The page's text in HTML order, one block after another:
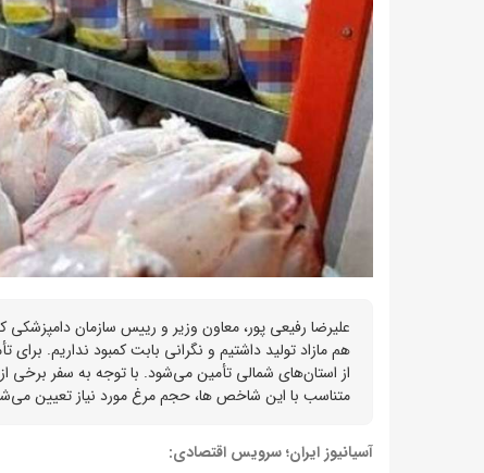
علیرضا رفیعی پور، معاون وزیر و رییس سازمان
هم مازاد تولید داشتیم و نگرانی بابت کمبود نداریم.
از استان‌های شمالی تأمین می‌شود. با توجه به سفر برخی
متناسب با این شاخص ها، حجم مرغ مورد نیاز تعیین
آسیانیوز ایران؛ سرویس اقتصادی: